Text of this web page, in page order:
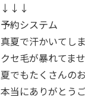
↓↓↓
予約システム
真夏で汗かいてし
クセ毛が暴れてま
夏でもたくさんの
本当にありがとう